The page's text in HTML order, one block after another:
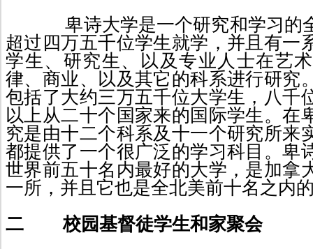
卑诗大学是一个研究和学习的
超过四万五千位学生就学 ， 并且有一
学生、研究生、以及专业人士在艺
律、商业、以及其它的科系进行研究
包括了大约三万五千位大学生，八千
以上从二十个国家来的国际学生。在
究是由十二个科系及十一个研究所来
都提供了一个很广泛的学习科目。卑
世界前五十名内最好的大学 ，是加拿
一所，并且它也是全北美前十名之内
二
校园基督徒学生和家聚会